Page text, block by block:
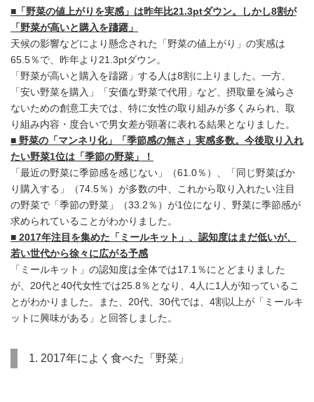
■「野菜の値上がりを実感」は昨年比21.3ptダウン。しかし8割が
「野菜が高いと購入を躊躇」
天候の影響などにより懸念された「野菜の値上がり」の実感は
65.5％で、昨年より21.3ptダウン。
「野菜が高いと購入を躊躇」する人は8割に上りました。一方、
「安い野菜を購入」「安価な野菜で代用」など、摂取量を減らさ
ないための創意工夫では、特に女性の取り組みが多くみられ、取
り組み内容・度合いで男女差が顕著に表れる結果となりました。
■ 野菜の「マンネリ化」「季節感の無さ」実感多数。今後取り入れ
たい野菜1位は「季節の野菜」！
「最近の野菜に季節感を感じない」（61.0％）、「同じ野菜ばか
り購入する」（74.5％）が多数の中、これから取り入れたい注目
の野菜で「季節の野菜」（33.2％）が1位になり、野菜に季節感が
求められていることがわかりました。
■ 2017年注目を集めた「ミールキット」、認知度はまだ低いが、
若い世代から徐々に広がる予感
「ミールキット」の認知度は全体では17.1％にとどまりました
が、20代と40代女性では25.8％となり、4人に1人が知っているこ
とがわかりました。また、20代、30代では、4割以上が「ミールキ
ットに興味がある」と回答しました。
1. 2017年によく食べた「野菜」